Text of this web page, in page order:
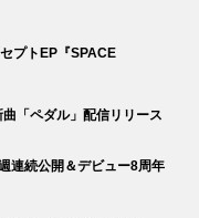
プトEP『SPACE
「ペダル」配信リリース
連続公開＆デビュー8周年